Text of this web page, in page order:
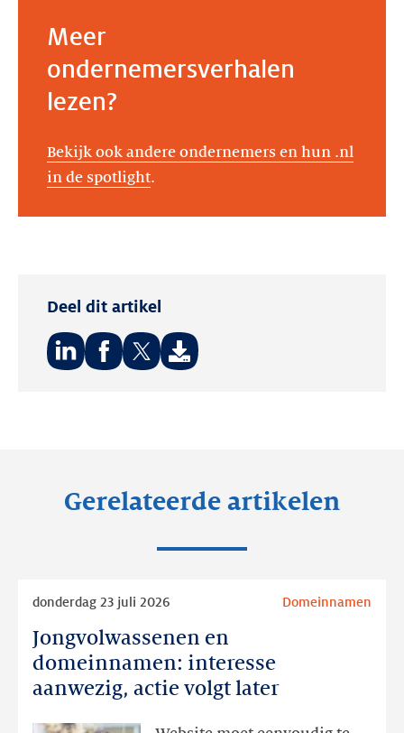
Meer
ondernemersverhalen
lezen?
Bekijk ook andere ondernemers en hun .nl
in de spotlight.
Deel dit artikel
Gerelateerde artikelen
Jongvolwassenen en
domeinnamen: interesse
aanwezig, actie volgt later
donderdag 23 juli 2026 Domeinnamen
Jongvolwassenen
aanwezig,